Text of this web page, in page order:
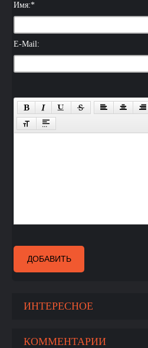
Имя:*
E-Mail:
ДОБАВИТЬ
ИНТЕРЕСНОЕ
КОММЕНТАРИИ